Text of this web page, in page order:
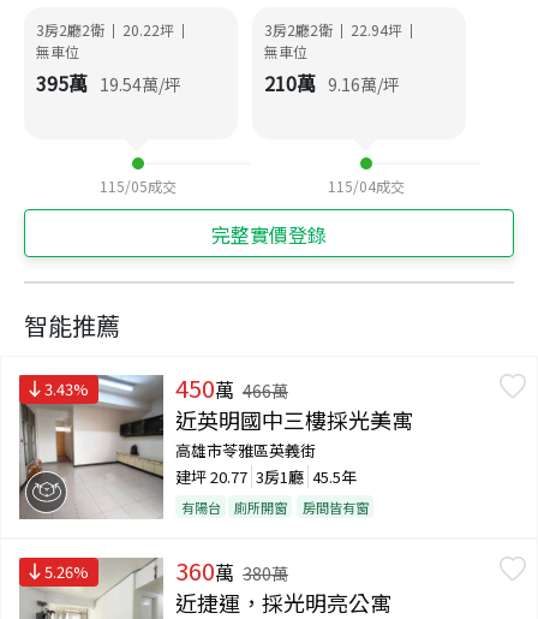
3房2廳2衛 | 20.22坪 |
無車位
395萬 19.54萬/坪
115/05成交
3房2廳2衛 | 22.94坪 |
無車位
210萬 9.16萬/坪
115/04成交
完整實價登錄
智能推薦
3.43% 450萬 466萬
近英明國中三樓採光美寓
高雄市苓雅區英義街
建坪20.77 3房1廳 45.5年
有陽台 廁所開窗 房間皆有窗
5.26% 360萬 380萬
近捷運，採光明亮公寓